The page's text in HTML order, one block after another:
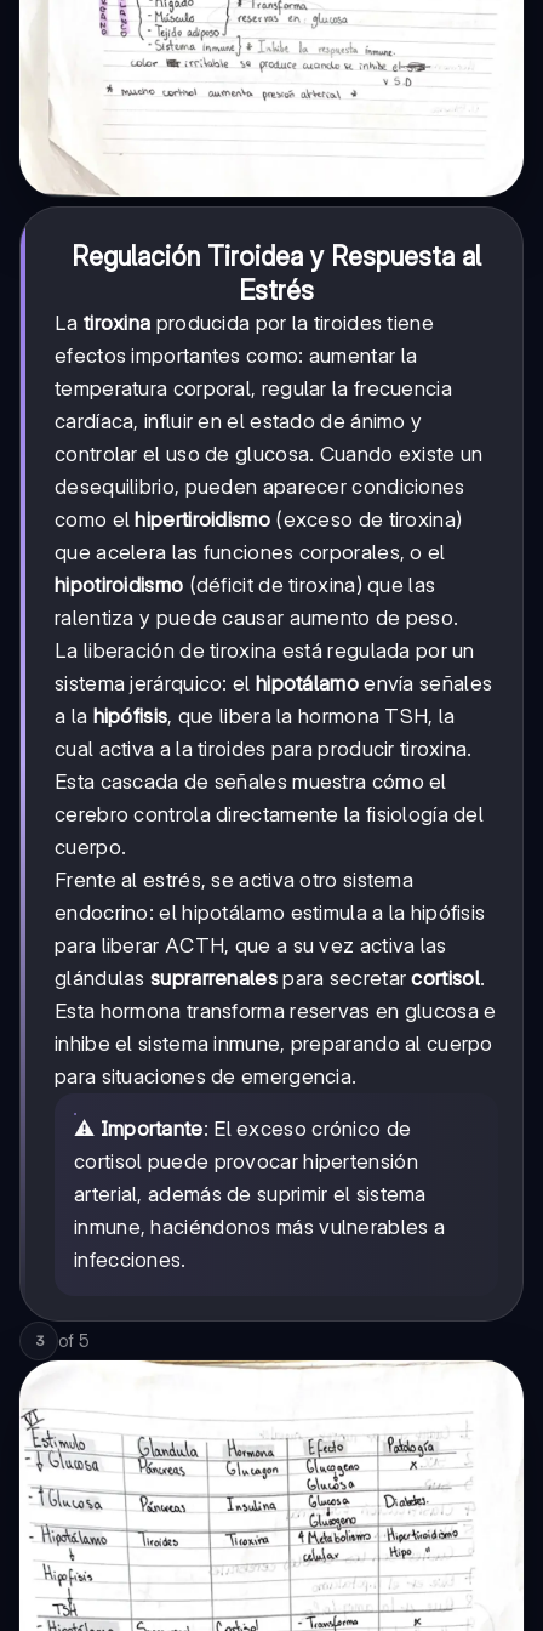
Regulación Tiroidea y Respuesta al
Estrés
La tiroxina producida por la tiroides tiene
efectos importantes como: aumentar la
temperatura corporal, regular la frecuencia
cardíaca, influir en el estado de ánimo y
controlar el uso de glucosa. Cuando existe un
desequilibrio, pueden aparecer condiciones
como el hipertiroidismo(exceso de tiroxina)
que acelera las funciones corporales, o el
hipotiroidismo (déficit de tiroxina) que las
ralentiza y puede causar aumento de peso.
La liberación de tiroxina está regulada por un
sistema jerárquico: el hipotálamoenvía señales
a la hipófisis, que libera la hormona TSH, la
cual activa a la tiroides para producir tiroxina.
Esta cascada de señales muestra cómo el
cerebro controla directamente la fisiología del
cuerpo.
Frente al estrés, se activa otro sistema
endocrino: el hipotálamo estimula a la hipófisis
para liberar ACTH, que a su vez activa las
glándulassuprarrenalespara secretarcortisol.
Esta hormona transforma reservas en glucosa e
inhibe el sistema inmune, preparando al cuerpo
para situaciones de emergencia.
⚠️ Importante: El exceso crónico de
cortisol puede provocar hipertensión
arterial, además de suprimir el sistema
inmune, haciéndonos más vulnerables a
infecciones.
3 of 5